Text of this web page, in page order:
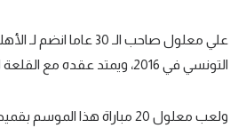
في المونديال
رياضة نسائية
آسيا
علي معلول صاحب الـ 30
التونسي في 2016، ويمتد عقده مع القلعة الحمراء حتى 2022.
ولعب معلول 20 مباراة هذا